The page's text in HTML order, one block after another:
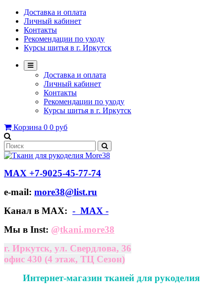
Доставка и оплата
Личный кабинет
Контакты
Рекомендации по уходу
Курсы шитья в г. Иркутск
Доставка и оплата
Личный кабинет
Контакты
Рекомендации по уходу
Курсы шитья в г. Иркутск
Корзина 0 0 руб
МАХ +7-9025-45-77-74
e-mail: more38@list.ru
Канал в МАХ: - МАХ -
Мы в Inst: @tkani.more38
г. Иркутск, ул. Свердлова, 36
офис 430 (4 этаж, ТЦ Сезон)
Интернет-магазин тканей для рукоделия